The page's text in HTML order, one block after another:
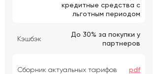
кредитные средства с
льготным периодом
Кэшбэк
До 30% за покупки у
партнеров
Сборник актуальных тарифов pdf